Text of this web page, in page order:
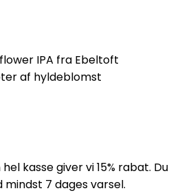
IPA fra Ebeltoft
af hyldeblomst
kasse giver vi 15% rabat. Du
7 dages varsel.